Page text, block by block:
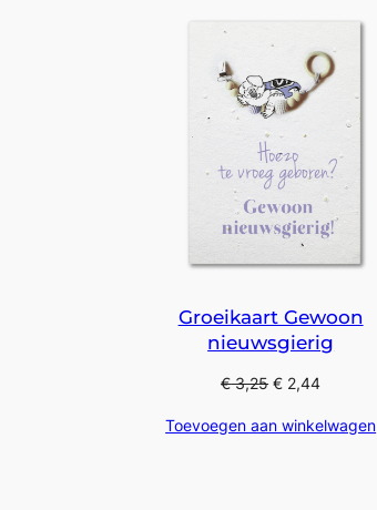
Groeikaart Gewoon
nieuwsgierig
€3,25 € 2,44
Toevoegen aan winkelwagen